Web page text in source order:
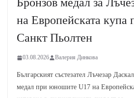
Бронзов медал за
на Европейската купа
Санкт Пьолтен
03.08.2026 Валерия Динкова
Българският състезател Лъчезар
медал при юношите U17 на